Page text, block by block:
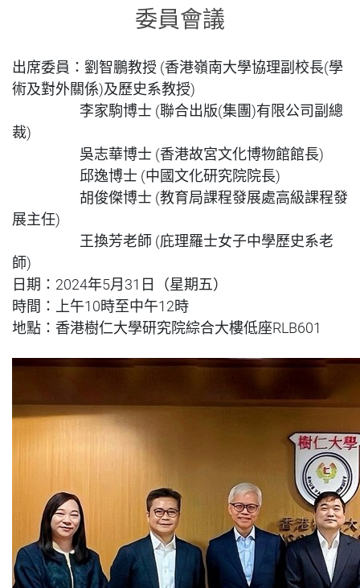
委員會議
出席委員：劉智鵬教授 (香港嶺南大學協理副校長(學
術及對外關係)及歷史系教授)
李家駒博士 (聯合出版(集團)有限公司副總
裁)
吳志華博士 (香港故宮文化博物館館長)
邱逸博士 (中國文化研究院院長)
胡俊傑博士 (教育局課程發展處高級課程發
展主任)
王換芳老師 (庇理羅士女子中學歷史系老
師)
日期：2024年5月31日（星期五）
時間：上午10時至中午12時
地點：香港樹仁大學研究院綜合大樓低座RLB601